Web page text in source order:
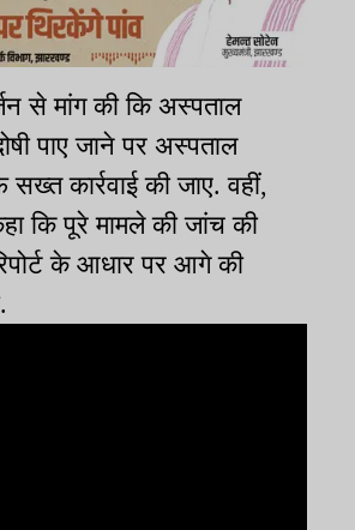
से मांग की कि अस्पताल
पाए जाने पर अस्पताल
कार्रवाई की जाए. वहीं,
कि पूरे मामले की जांच की
के आधार पर आगे की